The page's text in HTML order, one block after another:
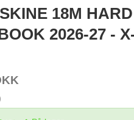
18M
2026-27 -